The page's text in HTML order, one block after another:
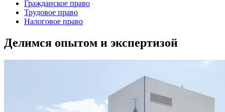
Гражданское право
Трудовое право
Налоговое право
Делимся опытом и экспертизой